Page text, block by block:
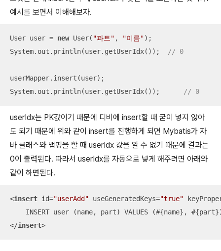
예시를 보면서 이해해보자.
User user = new User( "파트" , "이름");
System.out.println(user.getUserIdx());
// 0
userMapper.insert(user);
System.out.println(user.getUserIdx());
// 0
userIdx는 PK값이기 때문에 디비에 insert할 때 굳이 넣지 않아
도 되기 때문에 위와 같이 insert를 진행하게 되면 Mybatis가 자
바 클래스와 맵핑을 할 때 userIdx 값을 알 수 없기 때문에 결과는
0이 출력된다. 따라서 userIdx를 자동으로 넣게 해주려면 아래와
같이 하면된다.
<insert id="userAdd" useGeneratedKeys="true"
</insert>